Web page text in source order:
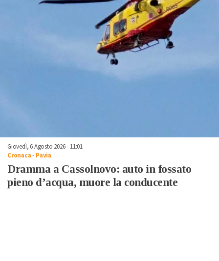
Giovedì, 6 Agosto 2026 - 11:01
Cronaca- Pavia
Dramma a Cassolnovo: auto in fossato
pieno d’acqua, muore la conducente